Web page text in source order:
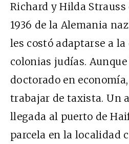
Richard y Hilda
1936 de la Alemania
les costó adaptarse a
colonias judías.
doctorado en
trabajar de taxista. Un
llegada al puerto de
parcela en la localidad